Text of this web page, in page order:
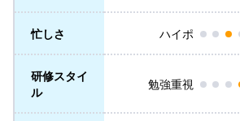
忙しさ ハイポ
研修スタイ
ル
勉強重視